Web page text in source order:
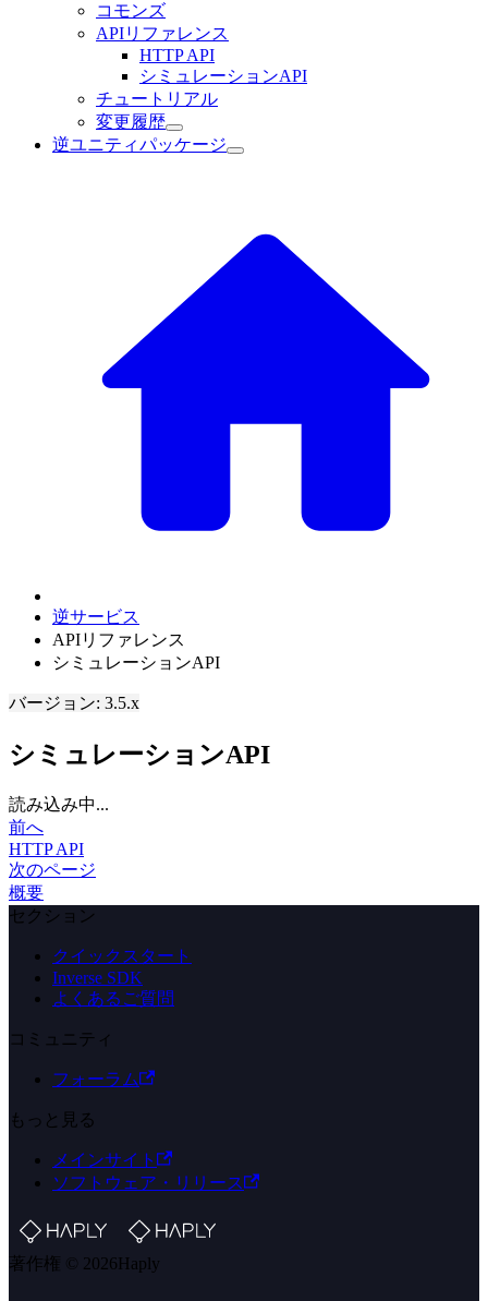
コモンズ
APIリファレンス
HTTP API
シミュレーションAPI
チュートリアル
変更履歴
逆ユニティパッケージ
逆サービス
APIリファレンス
シミュレーションAPI
バージョン: 3.5.x
シミュレーションAPI
読み込み中...
前へ
HTTP API
次のページ
概要
セクション
クイックスタート
Inverse SDK
よくあるご質問
コミュニティ
フォーラム
もっと見る
メインサイト
ソフトウェア・リリース
著作権 © 2026Haply